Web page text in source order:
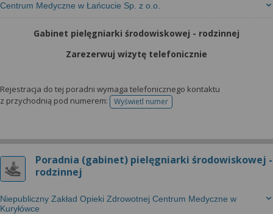
Centrum Medyczne w Łańcucie Sp. z o.o.
Gabinet pielęgniarki środowiskowej - rodzinnej
Zarezerwuj wizytę telefonicznie
Rejestracja do tej poradni wymaga telefonicznego kontaktu
z przychodnią pod numerem:
Wyświetl numertelefonu do rejestracji
Poradnia (gabinet) pielęgniarki środowiskowej -
rodzinnej
Niepubliczny Zakład Opieki Zdrowotnej Centrum Medyczne w
Kuryłówce